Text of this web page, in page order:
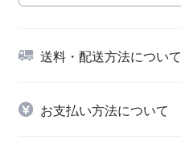
送料・配送方法について
お支払い方法について